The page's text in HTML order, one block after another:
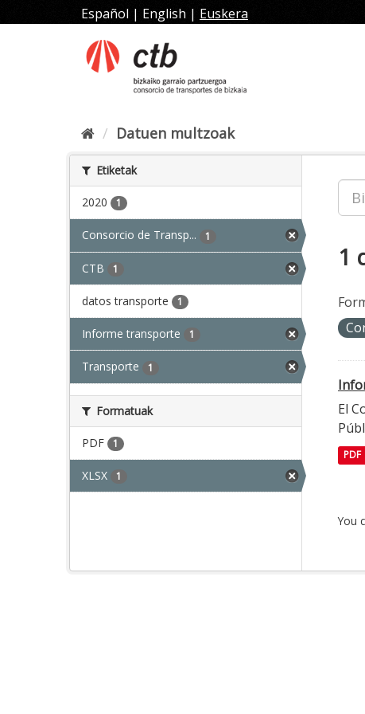
edukira
Español | English | Euskera
Datuen multzoak
Etiketak
2020 1
Consorcio de Transp... 1
CTB 1
datos transporte 1
Informe transporte 1
Transporte 1
Formatuak
PDF 1
XLSX 1
1
El
PDF
You